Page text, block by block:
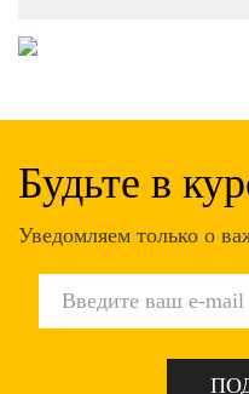
Будьте в
Уведомляем только о